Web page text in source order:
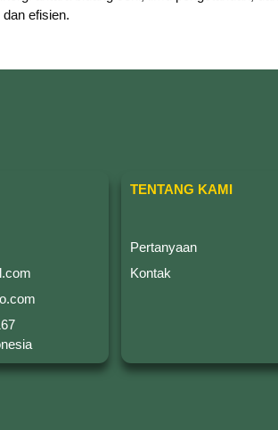
efisien.
TENTANG KAMI
Pertanyaan
Kontak